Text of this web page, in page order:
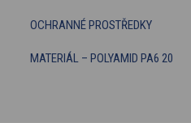
OCHRANNÉ PROSTŘEDKY
MATERIÁL – POLYAMID PA6 20